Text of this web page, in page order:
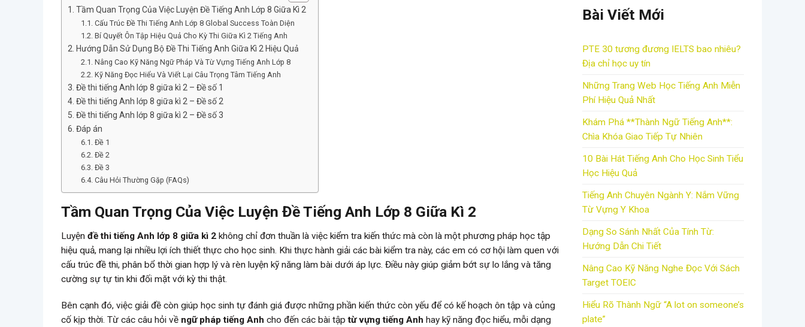
Tầm Quan Trọng Của Việc Luyện Đề Tiếng Anh Lớp 8 Giữa Kì 2
Cấu Trúc Đề Thi Tiếng Anh Lớp 8 Global Success Toàn Diện
Bí Quyết Ôn Tập Hiệu Quả Cho Kỳ Thi Giữa Kì 2 Tiếng Anh
Hướng Dẫn Sử Dụng Bộ Đề Thi Tiếng Anh Giữa Kì 2 Hiệu Quả
Nâng Cao Kỹ Năng Ngữ Pháp Và Từ Vựng Tiếng Anh Lớp 8
Kỹ Năng Đọc Hiểu Và Viết Lại Câu Trọng Tâm Tiếng Anh
Đề thi tiếng Anh lớp 8 giữa kì 2 – Đề số 1
Đề thi tiếng Anh lớp 8 giữa kì 2 – Đề số 2
Đề thi tiếng Anh lớp 8 giữa kì 2 – Đề số 3
Đáp án
Đề 1
Đề 2
Đề 3
Câu Hỏi Thường Gặp (FAQs)
Tầm Quan Trọng Của Việc Luyện Đề Tiếng Anh Lớp 8 Giữa Kì 2
Luyện đề thi tiếng Anh lớp 8 giữa kì 2 không chỉ đơn thuần là việc kiểm tra kiến thức mà còn là một phương pháp học tập
hiệu quả, mang lại nhiều lợi ích thiết thực cho học sinh. Khi thực hành giải các bài kiểm tra này, các em có cơ hội làm quen với
cấu trúc đề thi, phân bổ thời gian hợp lý và rèn luyện kỹ năng làm bài dưới áp lực. Điều này giúp giảm bớt sự lo lắng và tăng
cường sự tự tin khi đối mặt với kỳ thi thật.
Bên cạnh đó, việc giải đề còn giúp học sinh tự đánh giá được những phần kiến thức còn yếu để có kế hoạch ôn tập và củng
cố kịp thời. Từ các câu hỏi về ngữ pháp tiếng Anh cho đến các bài tậptừ vựng tiếng Anh hay kỹ năng đọc hiểu, mỗi dạng
Bài Viết Mới
PTE 30 tương đương IELTS bao nhiêu?
Địa chỉ học uy tín
Những Trang Web Học Tiếng Anh Miễn
Phí Hiệu Quả Nhất
Khám Phá **Thành Ngữ Tiếng Anh**:
Chìa Khóa Giao Tiếp Tự Nhiên
10 Bài Hát Tiếng Anh Cho Học Sinh Tiểu
Học Hiệu Quả
Tiếng Anh Chuyên Ngành Y: Nắm Vững
Từ Vựng Y Khoa
Dạng So Sánh Nhất Của Tính Từ:
Hướng Dẫn Chi Tiết
Nâng Cao Kỹ Năng Nghe Đọc Với Sách
Target TOEIC
Hiểu Rõ Thành Ngữ “A lot on someone’s
plate”